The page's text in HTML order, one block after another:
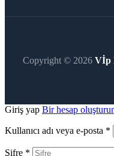
Copyright © 2026 Vİp
Giriş yap Bir hesap
Kullanıcı adı veya e-posta *
Şifre *